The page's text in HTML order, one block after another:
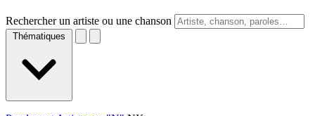
Rechercher un artiste ou une chanson
Thématiques